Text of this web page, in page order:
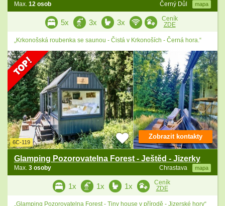
Černý Důl mapa
Max. 12 osob
5x 3x 3x
Ceník
ZDE
„Krkonošská roubenka se saunou - Čistá v Krkonoších - Černá hora.“
6C-119
Glamping Pozorovatelna Forest - Ještěd - Jizerky
Chrastava mapa
Max. 3 osoby
Zobrazit kontakty
1x 1x 1x
Ceník
ZDE
„Glamping Pozorovatelna Forest - Tiny house v přírodě - Jizerské hory“